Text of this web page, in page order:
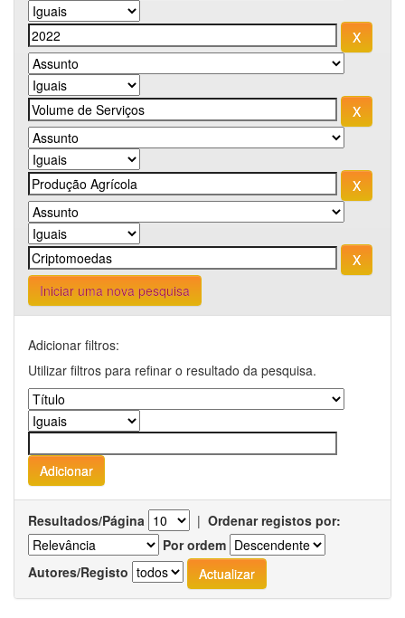
Iniciar uma nova pesquisa
Adicionar filtros:
Utilizar filtros para refinar o resultado da pesquisa.
Resultados/Página | Ordenar registos por:
Por ordem
Autores/Registo